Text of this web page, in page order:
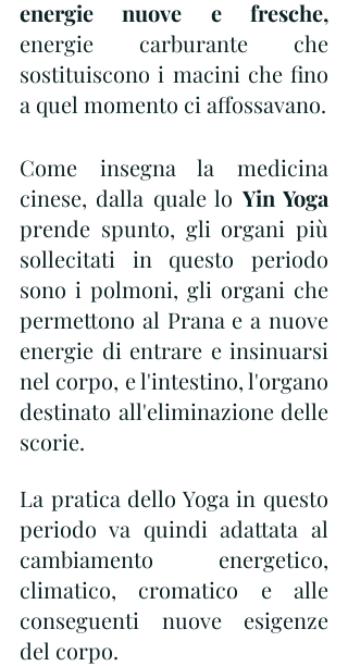
energie nuove e fresche,
energie carburante che
sostituiscono i macini che fino
a quel momento ci affossavano.
Come insegna la medicina
cinese, dalla quale lo Yin Yoga
prende spunto, gli organi più
sollecitati in questo periodo
sono i polmoni, gli organi che
permettono al Prana e a nuove
energie di entrare e insinuarsi
nel corpo, e l'intestino, l'organo
destinato all'eliminazione delle
scorie.
La pratica dello Yoga in questo
periodo va quindi adattata al
cambiamento energetico,
climatico, cromatico e alle
conseguenti nuove esigenze
del corpo.